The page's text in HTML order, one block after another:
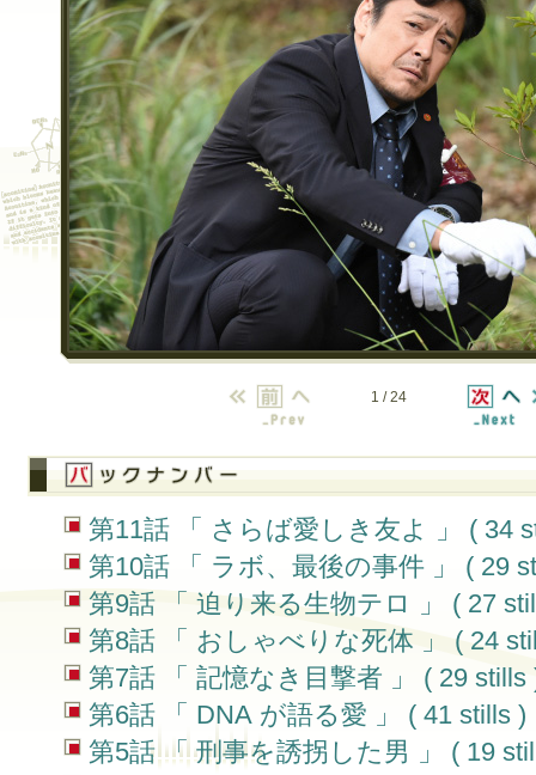
1 / 24
第11話 「 さらば愛しき友よ 」 ( 34
第10話 「 ラボ、最後の事件 」 ( 29
第9話 「 迫り来る生物テロ 」 ( 27
第8話 「 おしゃべりな死体 」 ( 24
第7話 「 記憶なき目撃者 」 ( 29 stills
第6話 「 DNA が語る愛 」 ( 41 stills )
第5話 「 刑事を誘拐した男 」 ( 19